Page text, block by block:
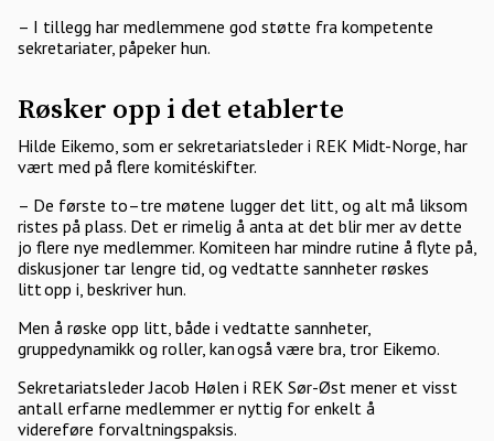
– I tillegg har medlemmene god støtte fra kompetente
sekretariater, påpeker hun.
Røsker opp i det etablerte
Hilde Eikemo, som er sekretariatsleder i REK Midt-Norge, har
vært med på flere komitéskifter.
– De første to–tre møtene lugger det litt, og alt må liksom
ristes på plass. Det er rimelig å anta at det blir mer av dette
jo flere nye medlemmer. Komiteen har mindre rutine å flyte på,
diskusjoner tar lengre tid, og vedtatte sannheter røskes
litt opp i, beskriver hun.
Men å røske opp litt, både i vedtatte sannheter,
gruppedynamikk og roller, kan også være bra, tror Eikemo.
Sekretariatsleder Jacob Hølen i REK Sør-Øst mener et visst
antall erfarne medlemmer er nyttig for enkelt å
videreføre forvaltningspaksis.